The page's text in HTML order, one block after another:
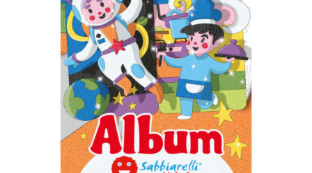
AGGIUNGI AL CARRELLO
/
DETTAGLI